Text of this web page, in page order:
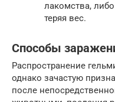
лакомства,
теряя вес.
Способы
Распространение
однако зачастую
после